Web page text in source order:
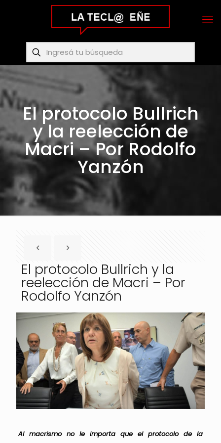
El protocolo Bullrich
y la reelección de
Macri – Por Rodolfo
Yanzón
El protocolo Bullrich y la
reelección de Macri – Por
Rodolfo Yanzón
Al macrismo no le importa que el protocolo de la